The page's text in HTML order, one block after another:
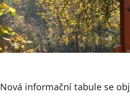
Nová informační tabule se